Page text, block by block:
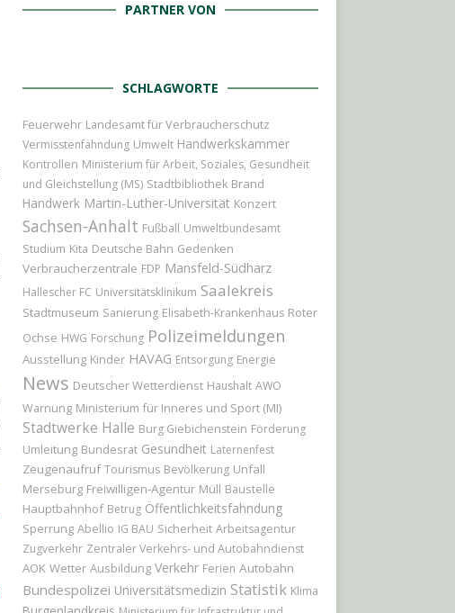
PARTNER VON
SCHLAGWORTE
Feuerwehr Landesamt für Verbraucherschutz
Vermisstenfahndung Umwelt Handwerkskammer
Kontrollen Ministerium für Arbeit, Soziales, Gesundheit
und Gleichstellung (MS) Stadtbibliothek Brand
Handwerk Martin-Luther-Universität Konzert
Sachsen-Anhalt Fußball Umweltbundesamt
Studium Kita Deutsche Bahn Gedenken
Verbraucherzentrale FDP Mansfeld-Südharz
Hallescher FC Universitätsklinikum Saalekreis
Stadtmuseum Sanierung Elisabeth-Krankenhaus Roter
Ochse HWG Forschung Polizeimeldungen
Ausstellung Kinder HAVAG Entsorgung Energie
News Deutscher Wetterdienst Haushalt AWO
Warnung Ministerium für Inneres und Sport (MI)
Stadtwerke Halle Burg Giebichenstein Förderung
Umleitung Bundesrat Gesundheit Laternenfest
Zeugenaufruf Tourismus Bevölkerung Unfall
Merseburg Freiwilligen-Agentur Müll Baustelle
Hauptbahnhof Betrug Öffentlichkeitsfahndung
Sperrung Abellio IG BAU Sicherheit Arbeitsagentur
Zugverkehr Zentraler Verkehrs- und Autobahndienst
AOK Wetter Ausbildung Verkehr Ferien Autobahn
Bundespolizei Universitätsmedizin Statistik Klima